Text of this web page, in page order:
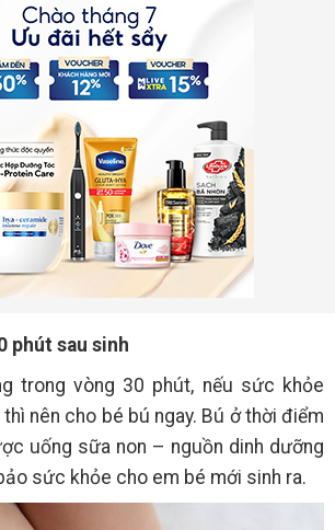
phút sau sinh
trong vòng 30 phút, nếu sức khỏe
nên cho bé bú ngay. Bú ở thời điểm
uống sữa non – nguồn dinh dưỡng
sức khỏe cho em bé mới sinh ra.